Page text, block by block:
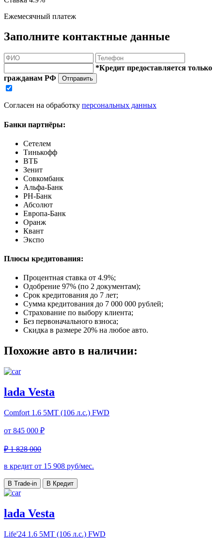
Ежемесячный платеж
Заполните контактные данные
*Кредит предоставляется только
гражданам РФ
Отправить
Согласен на обработку персональных данных
Банки партнёры:
Сетелем
Тинькофф
ВТБ
Зенит
Совкомбанк
Альфа-Банк
РН-Банк
Абсолют
Европа-Банк
Оранж
Квант
Экспо
Плюсы кредитования:
Процентная ставка от 4.9%;
Одобрение 97% (по 2 документам);
Срок кредитования до 7 лет;
Сумма кредитования до 7 000 000 рублей;
Страхование по выбору клиента;
Без первоначального взноса;
Скидка в размере 20% на любое авто.
Похожие авто в наличии:
lada Vesta
Comfort 1.6 5MT (106 л.с.) FWD
от 845 000 ₽
₽ 1 828 000
в кредит от 15 908 руб/мес.
В Trade-in В Кредит
lada Vesta
Life'24 1.6 5MT (106 л.с.) FWD